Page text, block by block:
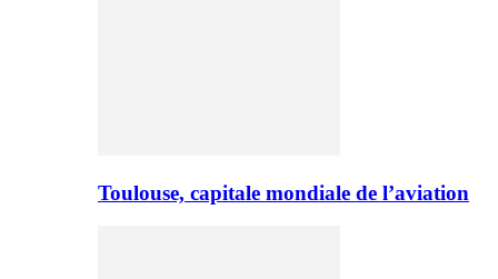
Toulouse, capitale mondiale de l’aviation